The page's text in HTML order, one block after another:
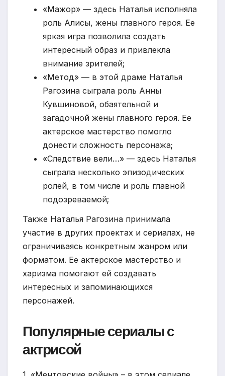
«Мажор» — здесь Наталья исполняла
роль Алисы, жены главного героя. Ее
яркая игра позволила создать
интересный образ и привлекла
внимание зрителей;
«Метод» — в этой драме Наталья
Рагозина сыграла роль Анны
Кувшиновой, обаятельной и
загадочной жены главного героя. Ее
актерское мастерство помогло
донести сложность персонажа;
«Следствие вели…» — здесь Наталья
сыграла несколько эпизодических
ролей, в том числе и роль главной
подозреваемой;
Также Наталья Рагозина принимала
участие в других проектах и сериалах, не
ограничиваясь конкретным жанром или
форматом. Ее актерское мастерство и
харизма помогают ей создавать
интересных и запоминающихся
персонажей.
Популярные сериалы с
актрисой